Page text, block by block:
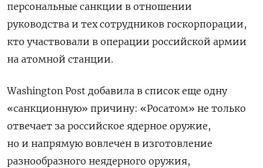
персональные санкции в отношении
руководства и тех сотрудников госкорпорации,
кто участвовали в операции российской армии
на атомной станции.
Washington Post добавила в список еще одну
«санкционную» причину: «Росатом» не только
отвечает за российское ядерное оружие,
но и напрямую вовлечен в изготовление
разнообразного неядерного оружия,